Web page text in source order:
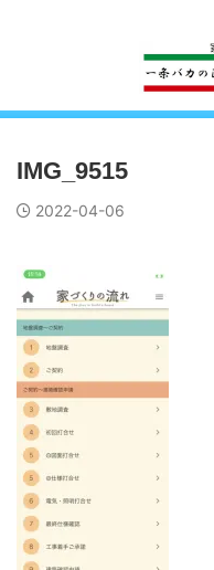
IMG_9515
2022-04-06